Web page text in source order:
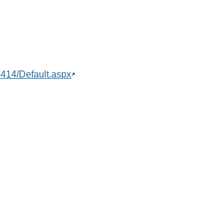
Default.aspx